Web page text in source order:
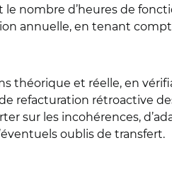
nombre d’heures de
annuelle, en tenant
théorique et réelle, en
refacturation rétroactive
sur les incohérences,
oublis de transfert.